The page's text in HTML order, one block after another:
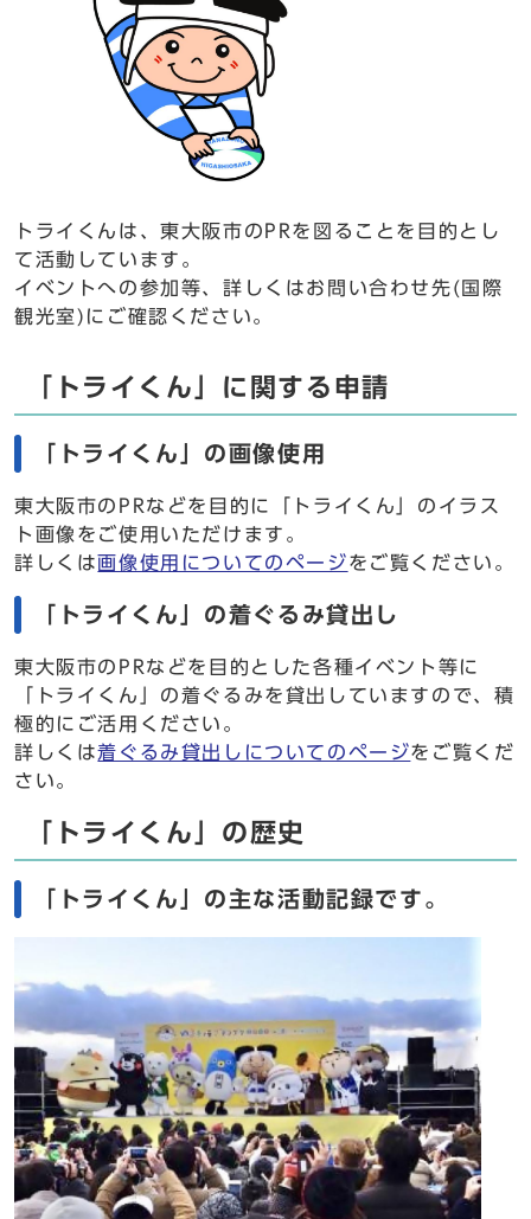
トライくんは、東大阪市のPRを図ることを目的とし
て活動しています。
イベントへの参加等、詳しくはお問い合わせ先(国際
観光室)にご確認ください。
「トライくん」に関する申請
「トライくん」の画像使用
東大阪市のPRなどを目的に「トライくん」のイラス
ト画像をご使用いただけます。
詳しくは画像使用についてのページをご覧ください。
「トライくん」の着ぐるみ貸出し
東大阪市のPRなどを目的とした各種イベント等に
「トライくん」の着ぐるみを貸出していますので、積
極的にご活用ください。
詳しくは着ぐるみ貸出しについてのページをご覧くだ
さい。
「トライくん」の歴史
「トライくん」の主な活動記録です。